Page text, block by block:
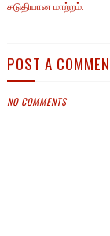
சடுதியான மாற்றம்.
POST A
NO COMMENTS